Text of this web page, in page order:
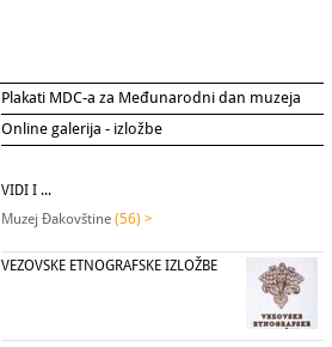
Plakati MDC-a za Međunarodni dan muzeja
Online galerija - izložbe
VIDI I ...
Muzej Đakovštine (56) >
VEZOVSKE ETNOGRAFSKE IZLOŽBE